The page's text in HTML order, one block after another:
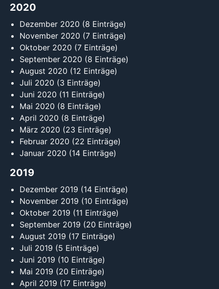
2020
Dezember 2020 (8 Einträge)
November 2020 (7 Einträge)
Oktober 2020 (7 Einträge)
September 2020 (8 Einträge)
August 2020 (12 Einträge)
Juli 2020 (3 Einträge)
Juni 2020 (11 Einträge)
Mai 2020 (8 Einträge)
April 2020 (8 Einträge)
März 2020 (23 Einträge)
Februar 2020 (22 Einträge)
Januar 2020 (14 Einträge)
2019
Dezember 2019 (14 Einträge)
November 2019 (10 Einträge)
Oktober 2019 (11 Einträge)
September 2019 (20 Einträge)
August 2019 (17 Einträge)
Juli 2019 (5 Einträge)
Juni 2019 (10 Einträge)
Mai 2019 (20 Einträge)
April 2019 (17 Einträge)